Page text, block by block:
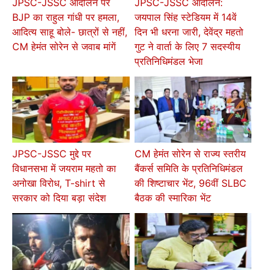
BJP का राहुल गांधी पर हमला,
आदित्य साहू बोले- छात्रों से नहीं,
CM हेमंत सोरेन से जवाब मांगें
जयपाल सिंह स्टेडियम में 14वें
दिन भी धरना जारी, देवेंद्र महतो
गुट ने वार्ता के लिए 7 सदस्यीय
प्रतिनिधिमंडल भेजा
JPSC-JSSC मुद्दे पर
विधानसभा में जयराम महतो का
अनोखा विरोध, T-shirt से
सरकार को दिया बड़ा संदेश
CM हेमंत सोरेन से राज्य स्तरीय
बैंकर्स समिति के प्रतिनिधिमंडल
की शिष्टाचार भेंट, 96वीं SLBC
बैठक की स्मारिका भेंट